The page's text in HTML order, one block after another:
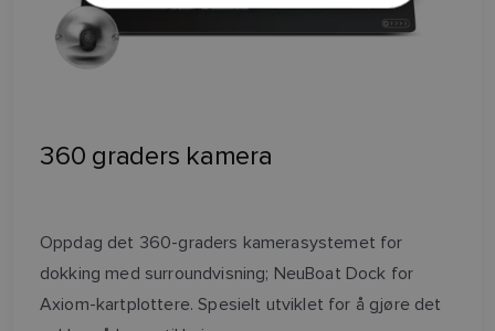
360 graders kamera
Oppdag det 360-graders kamerasystemet for
dokking med surroundvisning; NeuBoat Dock for
Axiom-kartplottere. Spesielt utviklet for å gjøre det
FINNISH